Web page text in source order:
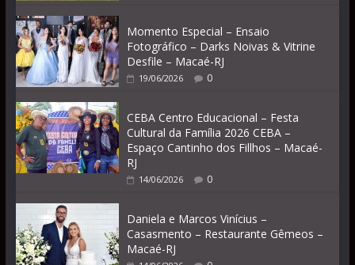
Momento Especial – Ensaio
Fotográfico – Darks Noivas & Vitrine
Desfile – Macaé-RJ
19/06/2026 0
CEBA Centro Educacional – Festa
Cultural da Família 2026 CEBA –
Espaço Cantinho dos Fillhos – Macaé-
RJ
14/06/2026 0
Daniela e Marcos Vinícius –
Casasmento – Restaurante Gêmeos –
Macaé-RJ